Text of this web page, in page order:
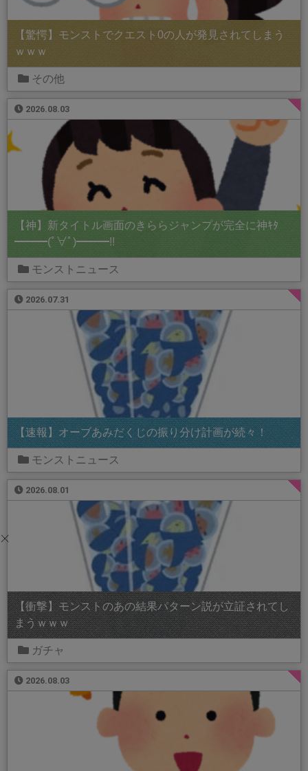
【驚愕】モンストでクエスト0の人が発見されてしまう
ｗｗｗ
その他
2026.08.03
【神】新タイトル画面のきららジャンプが完全に神ｷﾀ
━━━(ﾟ∀ﾟ)━━━!!
モンストニュース
2026.07.31
【速報】オーブあみだくじの振り分け計画が続々！
モンストニュース
2026.08.01
【衝撃】モンストのあの結果パターン説が立証されてし
まうｗｗｗ
ガチャ
2026.08.03